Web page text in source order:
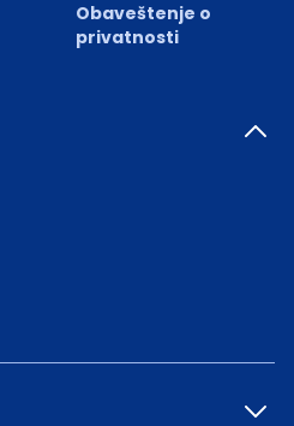
Obaveštenje o
privatnosti